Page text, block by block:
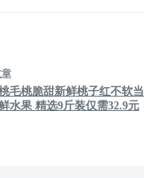
毛桃脆甜新鲜桃子红不软当
水果 精选9斤装仅需32.9元